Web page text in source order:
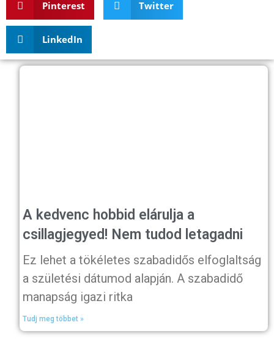
Pinterest Twitter
LinkedIn
A kedvenc hobbid elárulja a
csillagjegyed! Nem tudod letagadni
Ez lehet a tökéletes szabadidős elfoglaltság
a születési dátumod alapján. A szabadidő
manapság igazi ritka
Tudj meg többet »